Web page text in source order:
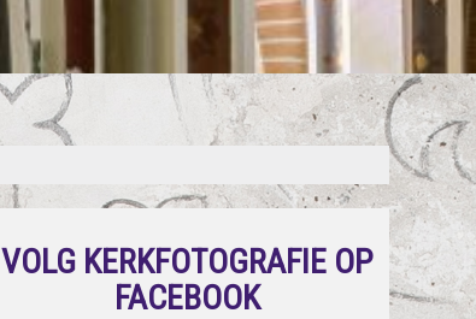
VOLG KERKFOTOGRAFIE OP
FACEBOOK